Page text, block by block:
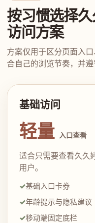
按习惯选择
访问方案
方案仅用于区分页面入
合自己的浏览节奏，并
基础访问
轻量 入口查看
适合只需要查看久久
用户。
基础入口卡券
年龄提示与隐私建议
移动端固定底栏